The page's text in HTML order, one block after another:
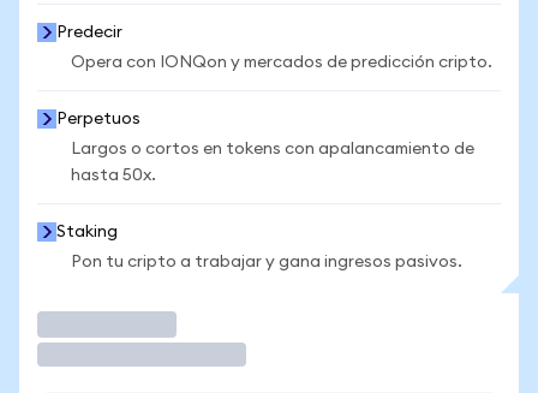
Predecir
Opera con IONQon y mercados de predicción cripto.
Perpetuos
Largos o cortos en tokens con apalancamiento de
hasta 50x.
Staking
Pon tu cripto a trabajar y gana ingresos pasivos.